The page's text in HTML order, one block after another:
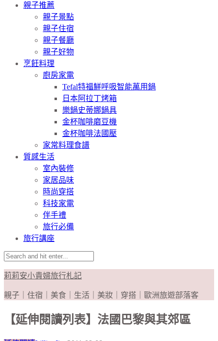
親子推薦
親子景點
親子住宿
親子餐廳
親子好物
烹飪料理
廚房家電
Tefal特福鮮呼吸智能萬用鍋
日本阿拉丁烤箱
樂鍋史蒂娜鍋具
金杯咖啡磨豆機
金杯咖啡法國壓
家常料理食譜
質感生活
室內裝修
家居品味
時尚穿搭
科技家電
伴手禮
旅行必備
旅行講座
莉莉安小貴婦旅行札記
親子｜住宿｜美食｜生活｜美妝｜穿搭｜歐洲旅遊部落客
【延伸閱讀列表】法國巴黎與其郊區